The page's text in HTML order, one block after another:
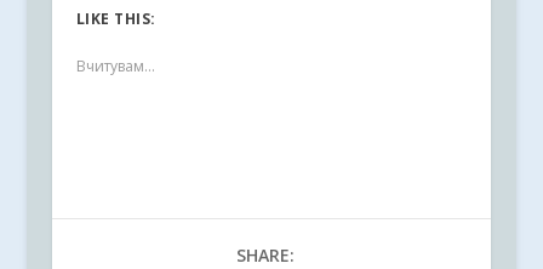
LIKE THIS:
Вчитувам...
SHARE: